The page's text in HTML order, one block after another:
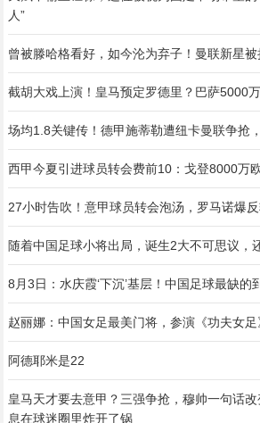
人”
曾被滕哈格看好，如今沦为弃子！曼联新星
截胡大戏上演！皇马预定罗德里？巴萨5000
场均1.8关键传！德甲施蒂勒遭纽卡曼联争抢
西甲今夏引进球员转会费前10：戈登8000万
27小时告吹！意甲球员转会泡汤，罗马诺爆
随着中国足球小将出局，诞生2大不可思议，
8月3日：水庆霞‘下沉’基层！中国足球最缺的
赵丽娜：中国女足最美门将，参演《功夫女
阿德耶米是22
皇马天才要去意甲？三强争抢，穆帅一句话
息在球迷圈里炸开了锅